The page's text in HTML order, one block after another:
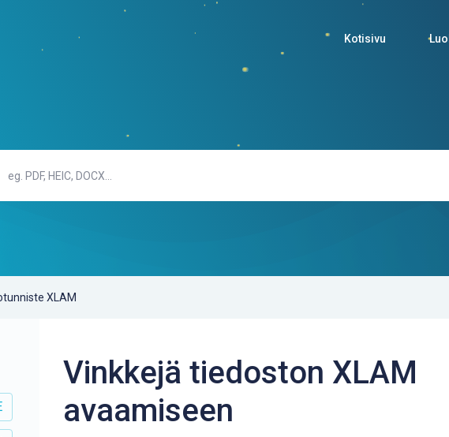
Kotisivu
XLAM
Vinkkejä tiedoston XLAM
avaamiseen